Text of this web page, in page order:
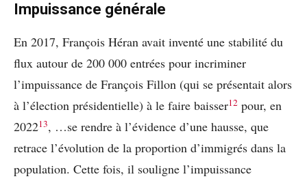
Impuissance générale
En 2017, François Héran avait inventé une stabilité du
flux autour de 200 000 entrées pour incriminer
l’impuissance de François Fillon (qui se présentait alors
à l’élection présidentielle) à le faire baisser12 pour, en
202213, …se rendre à l’évidence d’une hausse, que
retrace l’évolution de la proportion d’immigrés dans la
population. Cette fois, il souligne l’impuissance